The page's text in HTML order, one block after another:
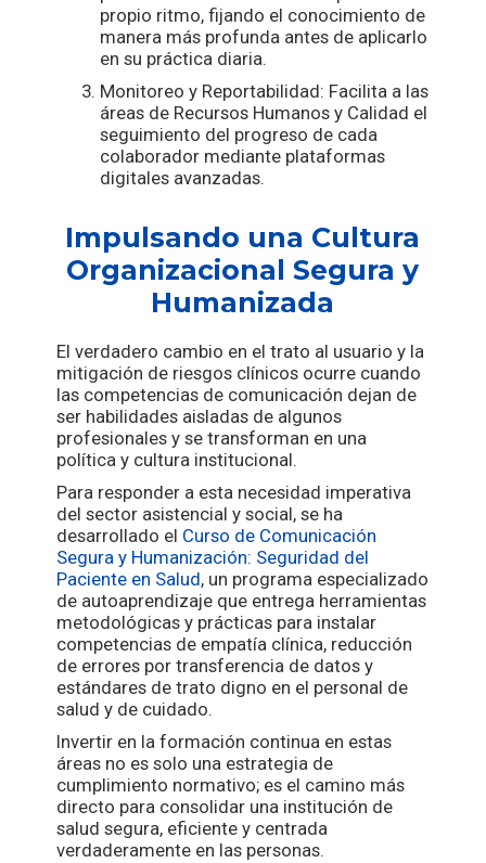
propio ritmo, fijando el conocimiento de
manera más profunda antes de aplicarlo
en su práctica diaria.
Monitoreo y Reportabilidad: Facilita a las
áreas de Recursos Humanos y Calidad el
seguimiento del progreso de cada
colaborador mediante plataformas
digitales avanzadas.
Impulsando una Cultura
Organizacional Segura y
Humanizada
El verdadero cambio en el trato al usuario y la
mitigación de riesgos clínicos ocurre cuando
las competencias de comunicación dejan de
ser habilidades aisladas de algunos
profesionales y se transforman en una
política y cultura institucional.
Para responder a esta necesidad imperativa
del sector asistencial y social, se ha
desarrollado el Curso de Comunicación
Segura y Humanización: Seguridad del
Paciente en Salud, un programa especializado
de autoaprendizaje que entrega herramientas
metodológicas y prácticas para instalar
competencias de empatía clínica, reducción
de errores por transferencia de datos y
estándares de trato digno en el personal de
salud y de cuidado.
Invertir en la formación continua en estas
áreas no es solo una estrategia de
cumplimiento normativo; es el camino más
directo para consolidar una institución de
salud segura, eficiente y centrada
verdaderamente en las personas.